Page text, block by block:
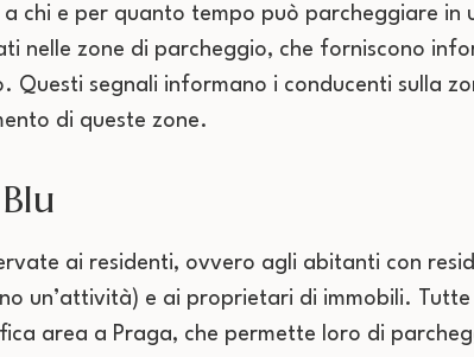
a chi e per quanto tempo può parcheggiare
nelle zone di parcheggio, che forniscono
Questi segnali informano i conducenti sulla
di queste zone.
ai residenti, ovvero agli abitanti con
un’attività) e ai proprietari di immobili.
area a Praga, che permette loro di